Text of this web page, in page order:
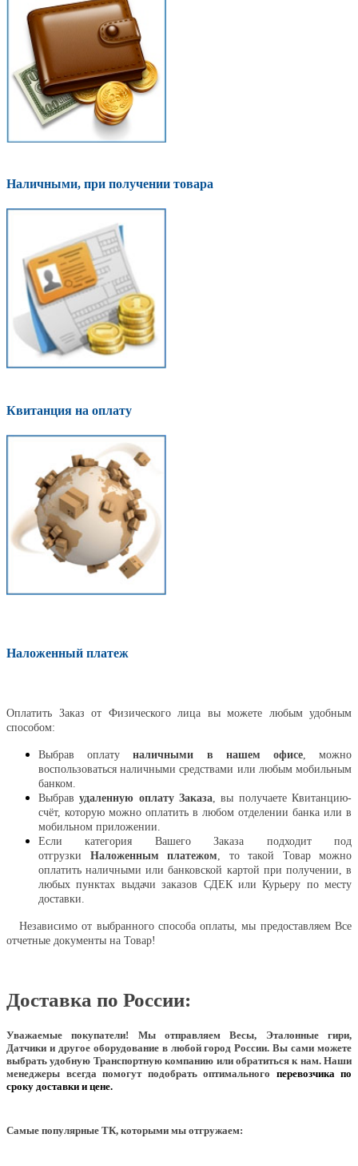
Наличными, при получении товара
Квитанция на оплату
Наложенный платеж
Оплатить Заказ от Физического лица вы можете любым удобным
способом:
Выбрав оплатуналичными в нашем офисе, можно
воспользоваться наличными средствами или любым мобильным
банком.
Выбравудаленную оплату Заказа , вы получаете Квитанцию-
счёт, которую можно оплатить в любом отделении банка или в
мобильном приложении.
Если категория Вашего Заказа подходит под
отгрузки Наложенным платежом , то такой Товар можно
оплатить наличными или банковской картой при получении, в
любых пунктах выдачи заказов СДЕК или Курьеру по месту
доставки.
Независимо от выбранного способа оплаты, мы предоставляем Все
отчетные документы на Товар!
Доставка по России:
Уважаемые покупатели! Мы отправляем Весы, Эталонные гири,
Датчики и другое оборудование в любой город России. Вы сами можете
выбрать удобную Транспортную компанию или обратиться к нам. Наши
менеджеры всегда помогут подобрать оптимального перевозчика по
сроку доставки и цене.
Самые популярные ТК, которыми мы отгружаем: